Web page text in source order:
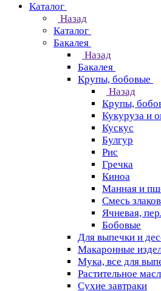
Каталог
Назад
Каталог
Бакалея
Назад
Бакалея
Крупы, бобовые
Назад
Крупы,
Кукуруза и
Кускус
Булгур
Рис
Гречка
Киноа
Манная и
Смесь злаков
Ячневая,
Бобовые
Для выпечки и
Макаронные
Мука, все для
Растительное
Сухие завтраки